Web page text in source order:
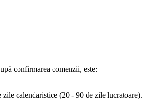
confirmarea comenzii, este:
calendaristice (20 - 90 de zile lucratoare).